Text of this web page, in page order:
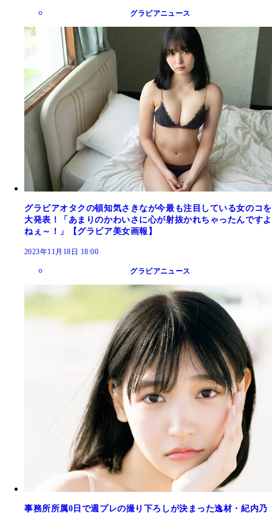
グラビアニュース
グラビアオタクの頓知気さきなが今最も注目している女のコを
大発表！「あまりのかわいさに心が射抜かれちゃったんですよ
ねぇ～！」【グラビア美女画報】
2023年11月18日 18:00
グラビアニュース
事務所所属0日で週プレの撮り下ろしが決まった逸材・紀内乃